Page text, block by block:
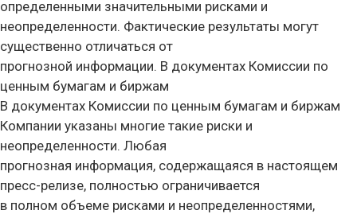
определенными значительными рисками и
неопределенности. Фактические результаты могут
существенно отличаться от
прогнозной информации. В документах Комиссии по
ценным бумагам и биржам
В документах Комиссии по ценным бумагам и биржам
Компании указаны многие такие риски и
неопределенности. Любая
прогнозная информация, содержащаяся в настоящем
пресс-релизе, полностью ограничивается
в полном объеме рисками и неопределенностями,